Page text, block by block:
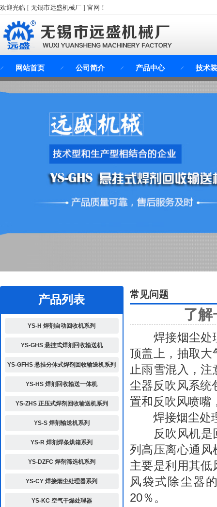
欢迎光临 [ 无锡市远盛机械厂 ] 官网！
网站首页 公司简介 产品中心 技术
产品列表
YS-H 焊剂自动回收机系列
YS-GHS 悬挂式焊剂回收输送机
YS-GFHS 悬挂分体式焊剂回收输送机系列
YS-HS 焊剂回收输送一体机
YS-ZHS 正压式焊剂回收输送机系列
YS-S 焊剂输送机系列
YS-R 焊剂焊条烘箱系列
YS-DZFC 焊剂筛选机系列
YS-CY 焊接烟尘处理器系列
YS-KC 空气干燥处理器
常见问题
了解
焊接烟尘处理
顶盖上，抽取大
止雨雪混入，
尘器反吹风系统
置和反吹风喷嘴
焊接烟尘处理
反吹风机是回
列高压离心通风
主要是利用其
风袋式除尘器
20％。